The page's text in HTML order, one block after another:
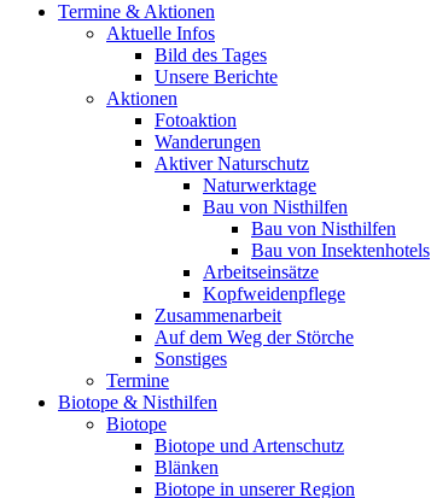
Termine & Aktionen
Aktuelle Infos
Bild des Tages
Unsere Berichte
Aktionen
Fotoaktion
Wanderungen
Aktiver Naturschutz
Naturwerktage
Bau von Nisthilfen
Bau von Nisthilfen
Bau von Insektenhotels
Arbeitseinsätze
Kopfweidenpflege
Zusammenarbeit
Auf dem Weg der Störche
Sonstiges
Termine
Biotope & Nisthilfen
Biotope
Biotope und Artenschutz
Blänken
Biotope in unserer Region